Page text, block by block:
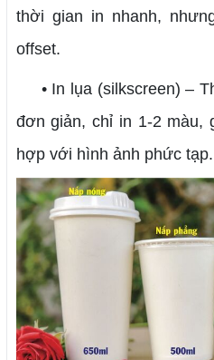
thời gian in nhanh,
offset.
• In lụa (silkscreen) –
đơn giản, chỉ in 1-2 màu,
hợp với hình ảnh phức tạp.